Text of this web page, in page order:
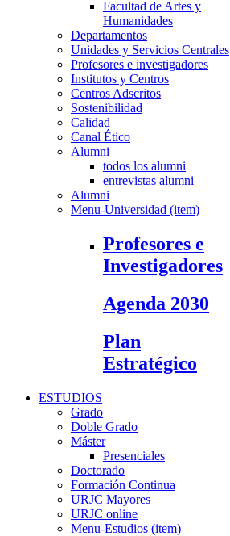
Facultad de Artes y
Humanidades
Departamentos
Unidades y Servicios Centrales
Profesores e investigadores
Institutos y Centros
Centros Adscritos
Sostenibilidad
Calidad
Canal Ético
Alumni
todos los alumni
entrevistas alumni
Alumni
Menu-Universidad (item)
Profesores e
Investigadores
Agenda 2030
Plan
Estratégico
ESTUDIOS
Grado
Doble Grado
Máster
Presenciales
Doctorado
Formación Continua
URJC Mayores
URJC online
Menu-Estudios (item)